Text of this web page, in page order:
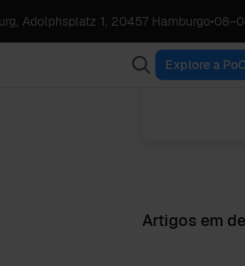
Adolphsplatz 1, 20457 Hamburgo•08–
Explore a PoC
Artigos em